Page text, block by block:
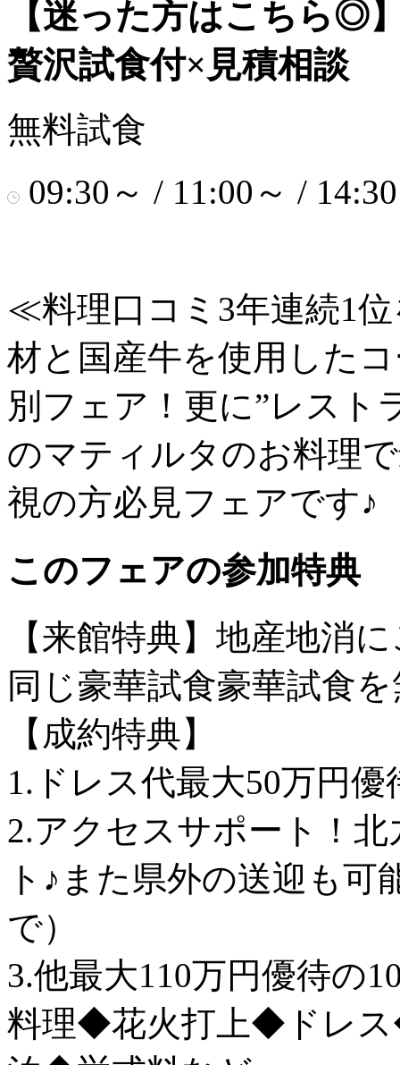
【迷った方はこちら◎
贅沢試食付×見積相談
無料試食
09:30～ / 11:00～ /
≪料理口コミ3年連続1
材と国産牛を使用した
別フェア！更に”レスト
のマティルタのお料理
視の方必見フェアです♪
このフェアの参加特典
【来館特典】地産地消
同じ豪華試食豪華試食
【成約特典】
1.ドレス代最大50万円優
2.アクセスサポート！
ト♪また県外の送迎も
で）
3.他最大110万円優待の
料理◆花火打上◆ドレ